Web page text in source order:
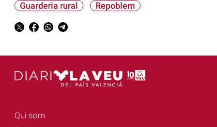
Guarderia rural
Repoblem
Qui som